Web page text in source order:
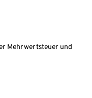
Mehrwertsteuer und